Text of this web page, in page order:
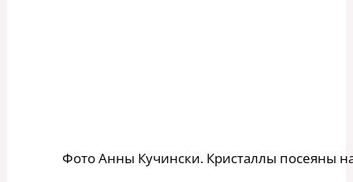
Фото Анны Кучински. Кристаллы посеяны